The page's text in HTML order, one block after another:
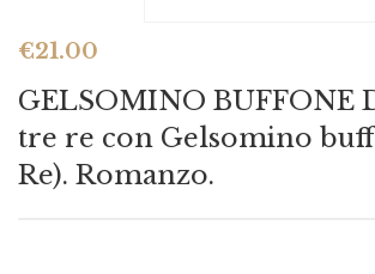
€21.00
GELSOMINO BUFFONE
tre re con Gelsomino
Re). Romanzo.